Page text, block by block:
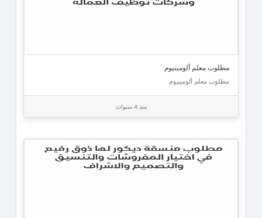
مطلوب معلم ألومينيوم
مطلوب معلم ألومينيوم
منذ 4 سنوات